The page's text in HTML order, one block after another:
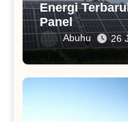
Energi
Panel
Abuhu 26